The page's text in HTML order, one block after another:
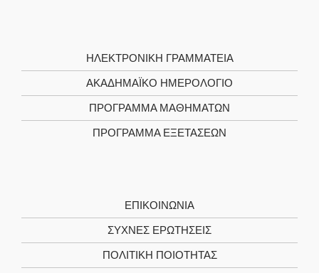
ΗΛΕΚΤΡΟΝΙΚΉ ΓΡΑΜΜΑΤΕΊΑ
ΑΚΑΔΗΜΑΪΚΌ ΗΜΕΡΟΛΌΓΙΟ
ΠΡΌΓΡΑΜΜΑ ΜΑΘΗΜΆΤΩΝ
ΠΡΌΓΡΑΜΜΑ ΕΞΕΤΆΣΕΩΝ
ΕΠΙΚΟΙΝΩΝΊΑ
ΣΥΧΝΕΣ ΕΡΩΤΗΣΕΙΣ
ΠΟΛΙΤΙΚΉ ΠΟΙΌΤΗΤΑΣ